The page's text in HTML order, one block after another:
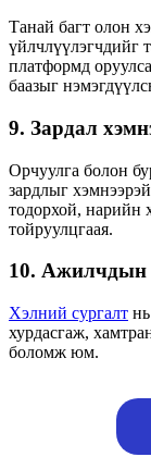
Танай багт олон
үйлчлүүлэгчдийг
платформд
баазыг
9. Зардал
Орчуулга болон
зардлыг
тодорхой, нарийн
тойруулцгаая.
10. Ажилчдын
Хэлний сургалт
хурдасгаж,
боломж юм.